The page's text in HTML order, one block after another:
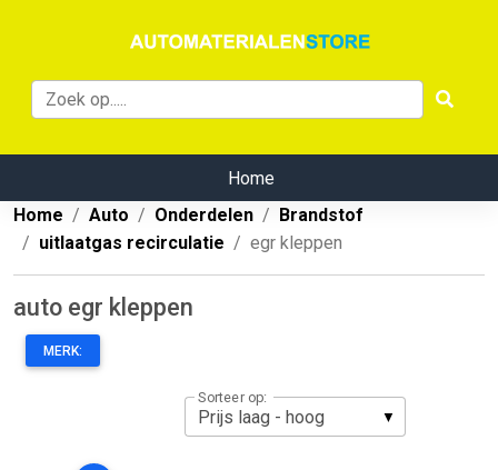
Home
Home
Auto Onderdelen
Brandstof
uitlaatgas recirculatie
egr kleppen
auto egr kleppen
MERK:
Sorteer op: